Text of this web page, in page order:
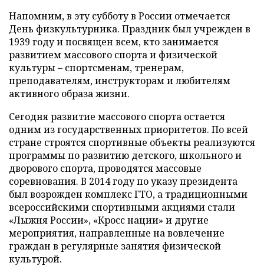
Напомним, в эту субботу в России отмечается
День физкультурника. Праздник был учрежден в
1939 году и посвящен всем, кто занимается
развитием массового спорта и физической
культуры – спортсменам, тренерам,
преподавателям, инструкторам и любителям
активного образа жизни.
Сегодня развитие массового спорта остается
одним из государственных приоритетов. По всей
стране строятся спортивные объекты реализуются
программы по развитию детского, школьного и
дворового спорта, проводятся массовые
соревнования. В 2014 году по указу президента
был возрожден комплекс ГТО, а традиционными
всероссийскими спортивными акциями стали
«Лыжня России», «Кросс нации» и другие
мероприятия, направленные на вовлечение
граждан в регулярные занятия физической
культурой.